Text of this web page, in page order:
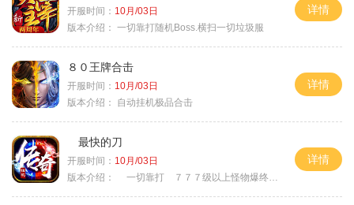
开服时间： 10月/03日
版本介绍： 一切靠打随机Boss.横扫一切垃圾服
详情
８０王牌合击
开服时间： 10月/03日
版本介绍：
自动挂机极品合击
详情
最快的刀
开服时间： 10月/03日
版本介绍：
一切靠打 ７７７级以上怪物爆终极
详情